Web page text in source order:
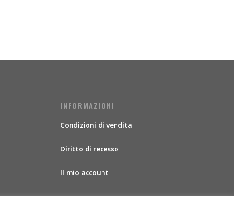
INFORMAZIONI
Condizioni di vendita
Diritto di recesso
Il mio account